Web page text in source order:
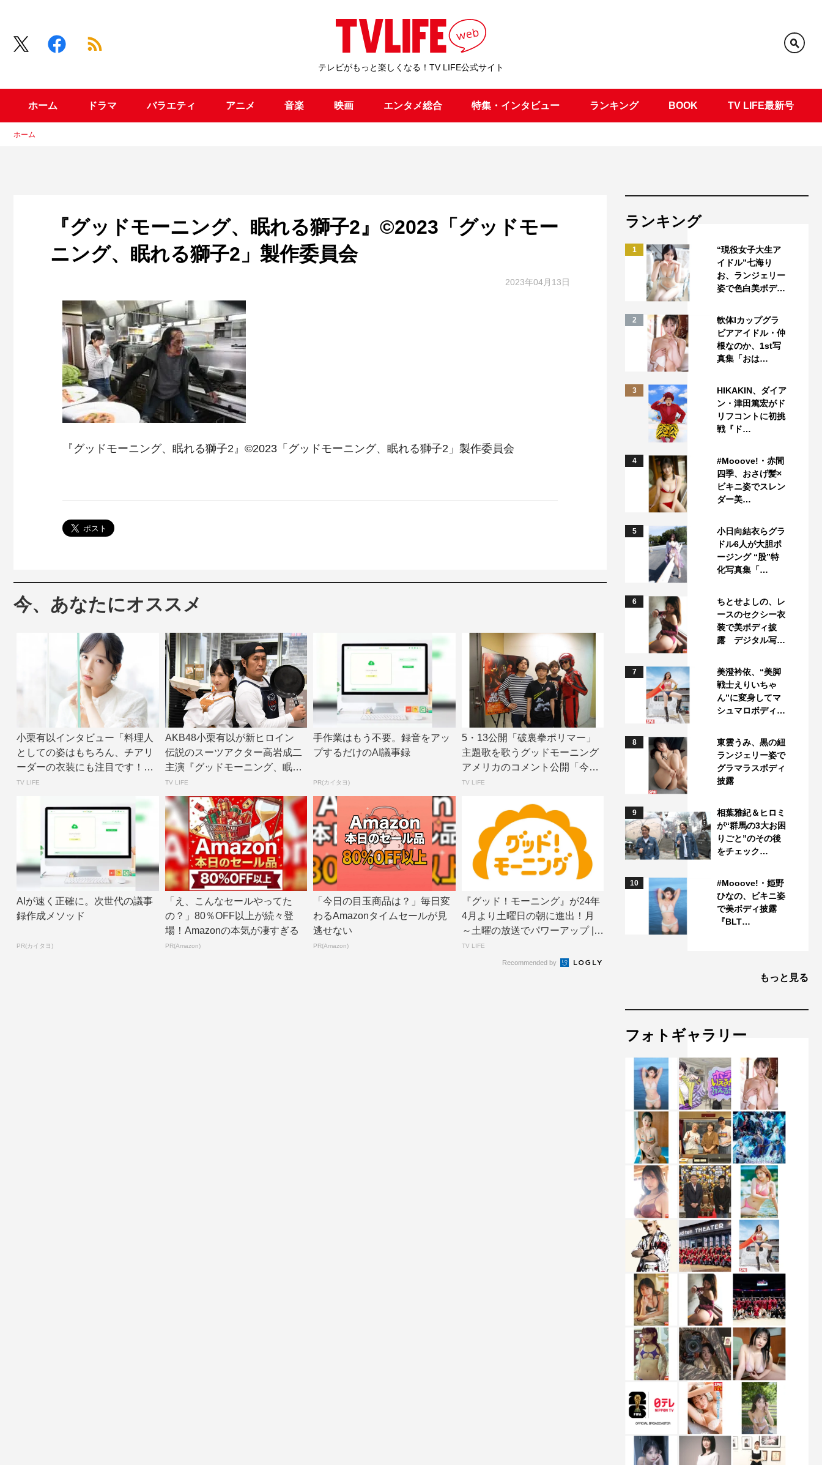
テレビがもっと楽しくなる！TV LIFE公式サイト
ホーム ドラマ バラエティ アニメ 音楽 映画 エンタメ総合 特集・インタビュー ランキング BOOK TV LIFE最新号
ホーム
『グッドモーニング、眠れる獅子2』©2023「グッドモー
ニング、眠れる獅子2」製作委員会
2023年04月13日
『グッドモーニング、眠れる獅子2』©2023「グッドモーニング、眠れる獅子2」製作委員会
今、あなたにオススメ
小栗有以インタビュー「料理人
としての姿はもちろん、チアリ
ーダーの衣装にも注目です！」
『グッドモーニン...
TV LIFE
AKB48小栗有以が新ヒロイン
伝説のスーツアクター高岩成二
主演『グッドモーニング、眠れ
る獅子２』今...
TV LIFE
手作業はもう不要。録音をアッ
プするだけのAI議事録
PR(カイタヨ)
5・13公開「破裏拳ポリマー」
主題歌を歌うグッドモーニング
アメリカのコメント公開「今ま
でで最高傑作の...
TV LIFE
AIが速く正確に。次世代の議事
録作成メソッド
PR(カイタヨ)
「え、こんなセールやってた
の？」80％OFF以上が続々登
場！Amazonの本気が凄すぎる
PR(Amazon)
「今日の目玉商品は？」毎日変
わるAmazonタイムセールが見
逃せない
PR(Amazon)
『グッド！モーニング』が24年
4月より土曜日の朝に進出！月
～土曜の放送でパワーアップ | T
V LI...
TV LIFE
Recommended by
ランキング
1
“現役女子大生ア
イドル”七海り
お、ランジェリー
姿で色白美ボデ…
2
軟体Iカップグラ
ビアアイドル・仲
根なのか、1st写
真集「おは…
3
HIKAKIN、ダイア
ン・津田篤宏がド
リフコントに初挑
戦『ド…
4
#Mooove!・赤間
四季、おさげ髪×
ビキニ姿でスレン
ダー美…
5
小日向結衣らグラ
ドル6人が大胆ポ
ージング “股”特
化写真集「…
6
ちとせよしの、レ
ースのセクシー衣
装で美ボディ披
露 デジタル写…
7
美澄衿依、“美脚
戦士えりいちゃ
ん”に変身してマ
シュマロボディ…
8
東雲うみ、黒の紐
ランジェリー姿で
グラマラスボディ
披露
9
相葉雅紀＆ヒロミ
が“群馬の3大お困
りごと”のその後
をチェック…
10
#Mooove!・姫野
ひなの、ビキニ姿
で美ボディ披露
『BLT…
もっと見る
フォトギャラリー